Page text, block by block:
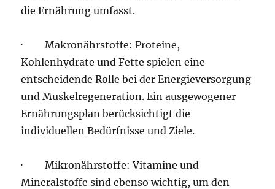
die Ernährung umfasst.
· Makronährstoffe: Proteine,
Kohlenhydrate und Fette spielen eine
entscheidende Rolle bei der Energieversorgung
und Muskelregeneration. Ein ausgewogener
Ernährungsplan berücksichtigt die
individuellen Bedürfnisse und Ziele.
· Mikronährstoffe: Vitamine und
Mineralstoffe sind ebenso wichtig, um den